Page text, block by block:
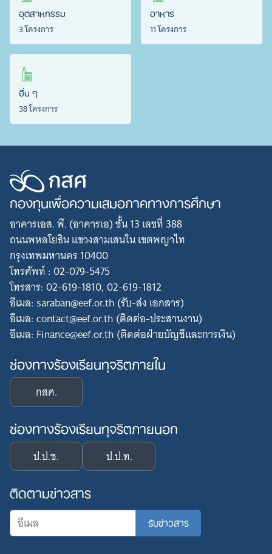
อุตสาหกรรม
3 โครงการ
อาหาร
11 โครงการ
อื่น ๆ
38 โครงการ
กองทุนเพื่อความเสมอภาคทางการศึกษา
อาคารเอส. พี. (อาคารเอ) ชั้น 13 เลขที่ 388
ถนนพหลโยธิน แขวงสามเสนใน เขตพญาไท
กรุงเทพมหานคร 10400
โทรศัพท์ : 02-079-5475
โทรสาร: 02-619-1810, 02-619-1812
อีเมล: saraban@eef.or.th (รับ-ส่ง เอกสาร)
อีเมล: contact@eef.or.th (ติดต่อ-ประสานงาน)
อีเมล: Finance@eef.or.th (ติดต่อฝ่ายบัญชีและการเงิน)
ช่องทางร้องเรียนทุจริตภายใน
กสศ.
ช่องทางร้องเรียนทุจริตภายนอก
ป.ป.ช. ป.ป.ท.
ติดตามข่าวสาร